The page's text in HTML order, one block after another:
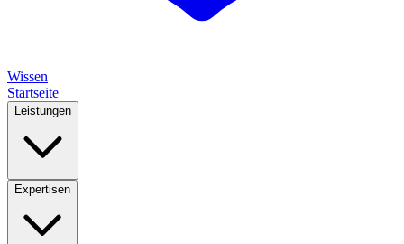
Wissen
Startseite
Leistungen
Expertisen